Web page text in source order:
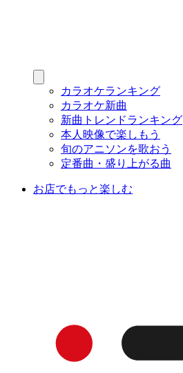
カラオケランキング
カラオケ新曲
新曲トレンドランキング
本人映像で楽しもう
旬のアニソンを歌おう
定番曲・盛り上がる曲
お店でもっと楽しむ